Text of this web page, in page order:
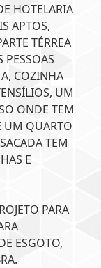
HOTELARIA
APTOS,
TÉRREA
COZINHA
UM
ONDE TEM
UM QUARTO
TEM
E
PARA
ESGOTO,